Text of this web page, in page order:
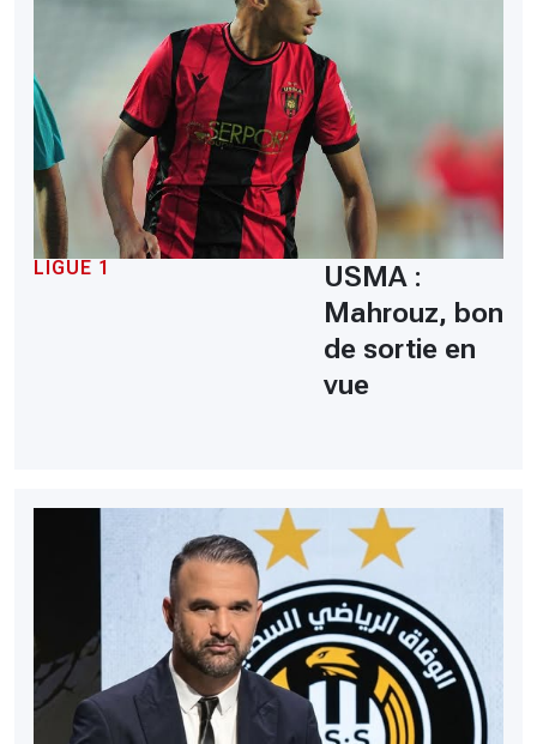
LIGUE 1
USMA :
Mahrouz, bon
de sortie en
vue